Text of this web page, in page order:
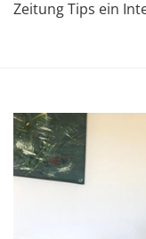
Zeitung Tips ein